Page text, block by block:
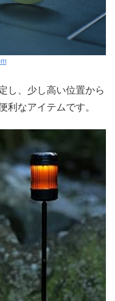
し、少し高い位置から
利なアイテムです。